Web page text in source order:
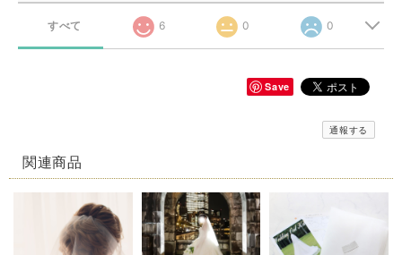
すべて 6 0 0
Save
通報する
関連商品